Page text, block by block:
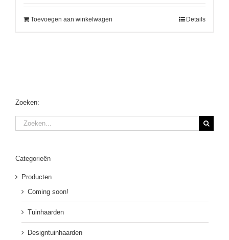
Toevoegen aan winkelwagen Details
Zoeken:
Zoeken
naar:
Categorieën
Producten
Coming soon!
Tuinhaarden
Designtuinhaarden